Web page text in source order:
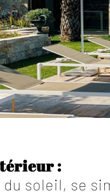
:
du soleil, se